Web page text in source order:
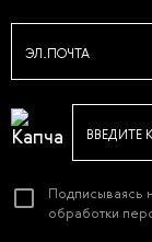
ЭЛ.ПОЧТА
ВВЕДИТЕ
Подписываясь
обработки